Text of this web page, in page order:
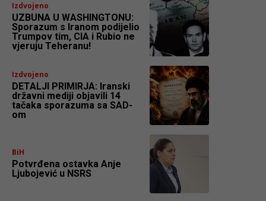
Izdvojeno
UZBUNA U WASHINGTONU:
Sporazum s Iranom podijelio
Trumpov tim, CIA i Rubio ne
vjeruju Teheranu!
Izdvojeno
DETALJI PRIMIRJA: Iranski
državni mediji objavili 14
tačaka sporazuma sa SAD-
om
BiH
Potvrđena ostavka Anje
Ljubojević u NSRS